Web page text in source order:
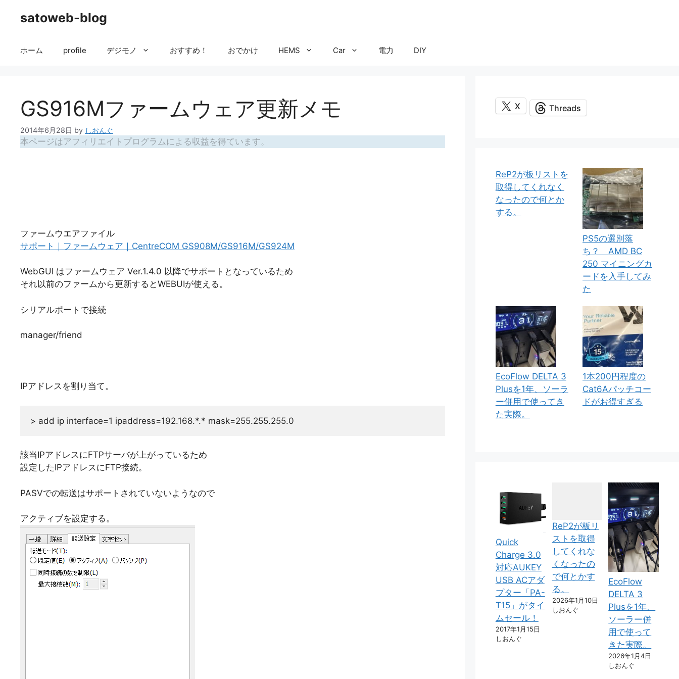
satoweb-blog
ホーム profile デジモノ おすすめ！ おでかけ HEMS Car 電力 DIY
GS916Mファームウェア更新メモ
2014年6月28日 by しおんぐ
本ページはアフィリエイトプログラムによる収益を得ています。
ファームウエアファイル
サポート｜ファームウェア｜CentreCOM GS908M/GS916M/GS924M
WebGUI はファームウェア Ver.1.4.0 以降でサポートとなっているため
それ以前のファームから更新するとWEBUIが使える。
シリアルポートで接続
manager/friend
IPアドレスを割り当て。
> add ip interface=1 ipaddress=192.168.*.* mask=255.255.255.0
該当IPアドレスにFTPサーバが上がっているため
設定したIPアドレスにFTP接続。
PASVでの転送はサポートされていないようなので
アクティブを設定する。
X Threads
ReP2が板リストを
取得してくれなく
なったので何とか
する。
PS5の選別落
ち？ AMD BC
250 マイニングカ
ードを入手してみ
た
EcoFlow DELTA 3
Plusを1年、ソーラ
ー併用で使ってき
た実際。
1本200円程度の
Cat6Aパッチコー
ドがお得すぎる
Quick
Charge 3.0
対応AUKEY
USB ACアダ
プター「PA-
T15」がタイ
ムセール！
2017年1月15日
しおんぐ
ReP2が板リ
ストを取得
してくれな
くなったの
で何とかす
る。
2026年1月10日
しおんぐ
EcoFlow
DELTA 3
Plusを1年、
ソーラー併
用で使って
きた実際。
2026年1月4日
しおんぐ